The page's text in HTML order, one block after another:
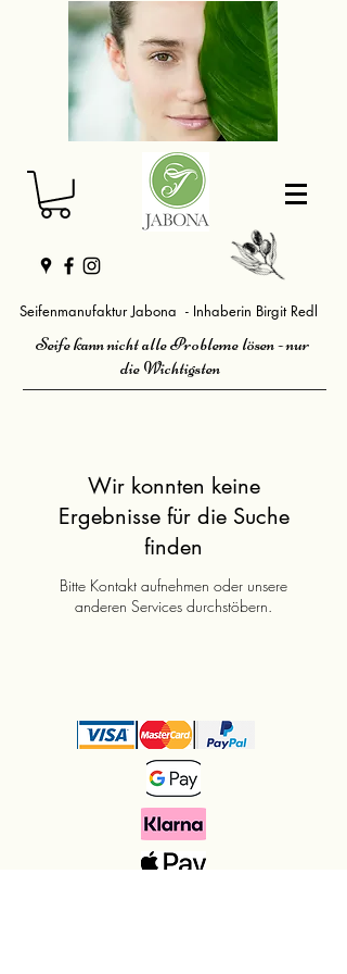
Seifenmanufaktur Jabona - Inhaberin Birgit Redl
Seife kann nicht alle Probleme lösen - nur
die Wichtigsten
Wir konnten keine
Ergebnisse für die Suche
finden
Bitte Kontakt aufnehmen oder unsere
anderen Services durchstöbern.